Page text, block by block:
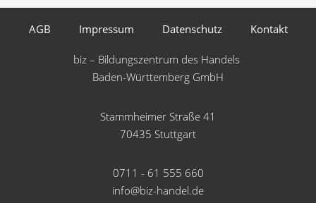
AGB Impressum Datenschutz Kontakt
biz – Bildungszentrum des Handels
Baden-Württemberg GmbH
Stammheimer Straße 41
70435 Stuttgart
0711 - 61 555 660
info@biz-handel.de